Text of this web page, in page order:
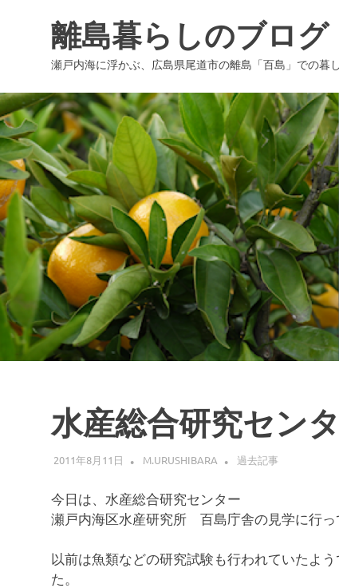
へ
ス
キ
ッ
プ
離島暮らしのブログ
瀬戸内海に浮かぶ、広島県尾道市の離島「百島」での暮し
水産総合研究セン
2011年8月11日 M.URUSHIBARA 過去記事
今日は、水産総合研究センター
瀬戸内海区水産研究所 百島庁舎の見学に行っ
以前は魚類などの研究試験も行われていたよ
た。